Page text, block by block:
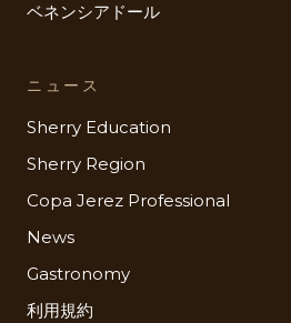
ベネンシアドール
ニュース
Sherry Education
Sherry Region
Copa Jerez Professional
News
Gastronomy
利用規約